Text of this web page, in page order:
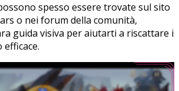
spesso essere trovate sul sito
o nei forum della comunità,
guida visiva per aiutarti a riscattare i